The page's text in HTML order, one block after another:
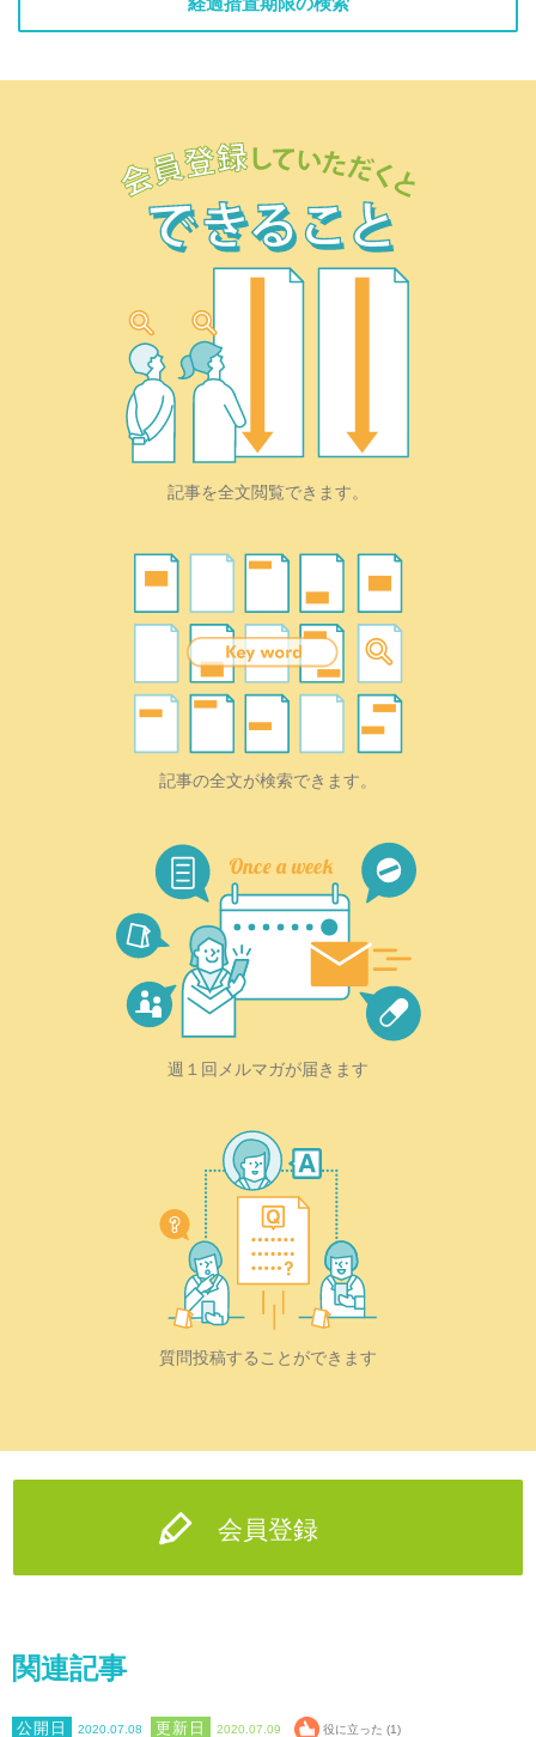
記事を全文閲覧できます。
記事の全文が検索できます。
週１回メルマガが届きます
質問投稿することができます
会員登録
関連記事
2020.07.08 2020.07.09 役に立った (1)